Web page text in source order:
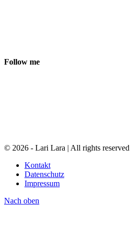
Follow me
© 2026 - Lari Lara | All rights reserved
Kontakt
Datenschutz
Impressum
Nach oben